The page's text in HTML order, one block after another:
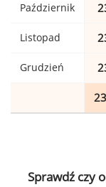
Październik
Listopad
Grudzień
Sprawdź czy